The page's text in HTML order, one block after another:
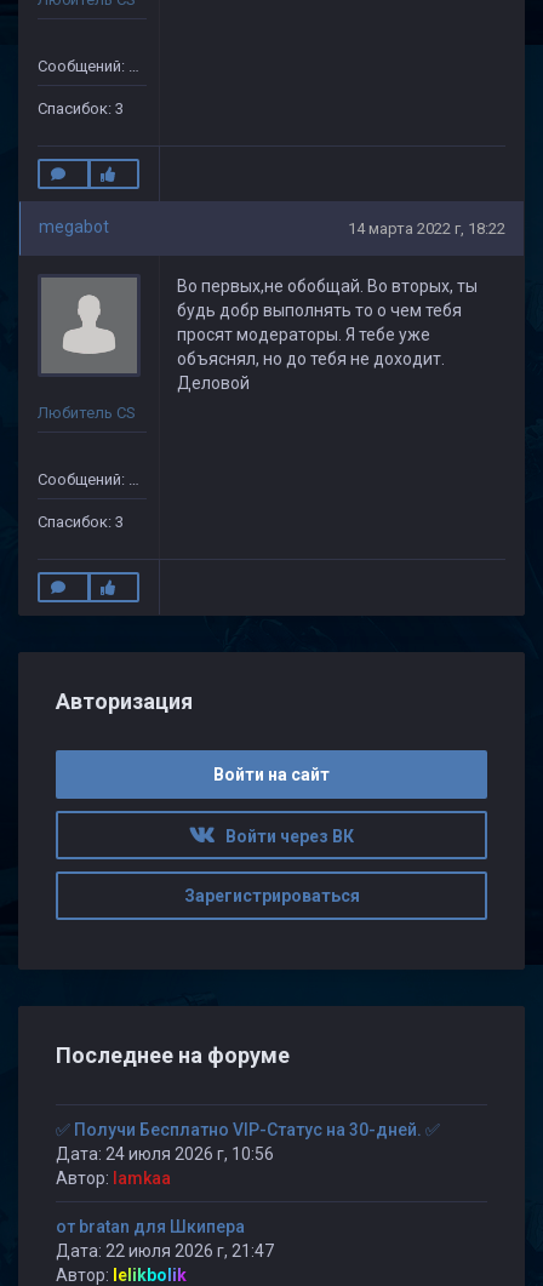
Сообщений: 41
Спасибок: 3
megabot 14 марта 2022 г, 18:22
Любитель CS
Сообщений: 41
Спасибок: 3
Во первых,не обобщай. Во вторых, ты
будь добр выполнять то о чем тебя
просят модераторы. Я тебе уже
объяснял, но до тебя не доходит.
Деловой
Авторизация
Войти на сайт
Войти через ВК
Зарегистрироваться
Последнее на форуме
✅ Получи Бесплатно VIP-Статус на 30-дней. ✅
Дата: 24 июля 2026 г, 10:56
Автор: lamkaa
от bratan для Шкипера
Дата: 22 июля 2026 г, 21:47
Автор: lelikbolik